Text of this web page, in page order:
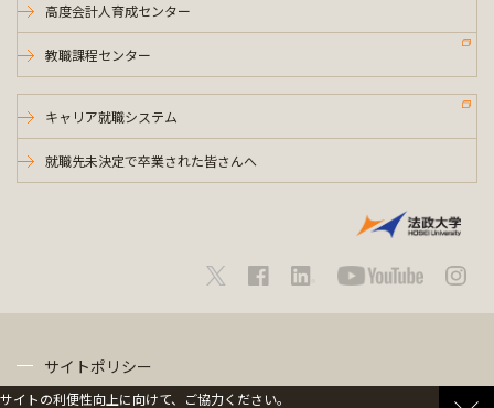
高度会計人育成センター
教職課程センター
キャリア就職システム
就職先未決定で卒業された皆さんへ
サイトポリシー
サイトの利便性向上に向けて、ご協力ください。